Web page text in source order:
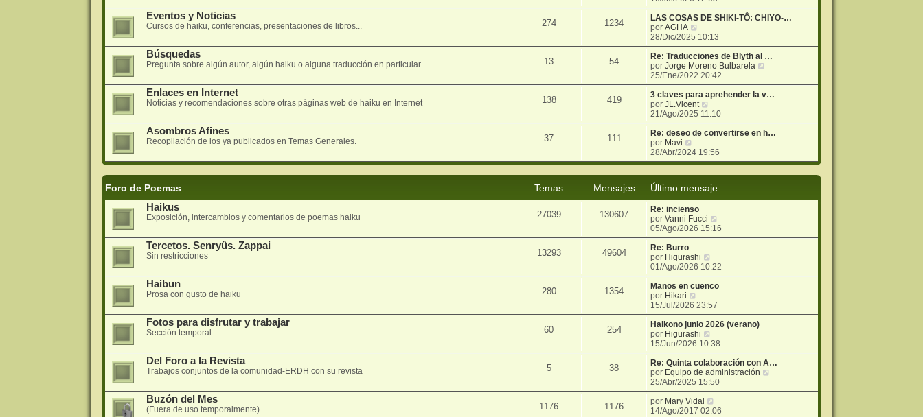
j
e
e
n
j
e
i
m
e
n
s
j
e
r
ú
t
i
m
o
m
e
n
s
a
j
e
Eventos y Noticias
Cursos de haiku, conferencias, presentaciones de libros... 274 1234
LAS COSAS DE SHIKI-TÔ: CHIYO-…
porAGHA
e
r
ú
l
i
m
o
m
e
n
a
j
28/Dic/2025 10:13
Búsquedas
Pregunta sobre algún autor, algún haiku o alguna traducción en particular. 13 54
Re: Traducciones de Blyth al …
porJorge Moreno Bulbarela
r
ú
i
m
e
j
25/Ene/2022 20:42
Enlaces en Internet
Noticias y recomendaciones sobre otras páginas web de haiku en Internet 138 419
3 claves para aprehender la v…
porJL.Vicent
e
r
ú
t
i
m
e
s
a
j
21/Ago/2025 11:10
Asombros Afines
Recopilación de los ya publicados en Temas Generales. 37 111
Re: deseo de convertirse en h…
por Mavi
e
r
t
i
m
o
m
e
s
a
j
e
28/Abr/2024 19:56
Foro de Poemas Temas Mensajes
Último mensaje
Haikus
Exposición, intercambios y comentarios de poemas haiku 27039 130607
Re: incienso
porVanni Fucci
e
r
t
i
m
e
n
a
j
e
05/Ago/2026 15:16
Tercetos. Senryûs. Zappai
Sin restricciones 13293 49604
Re: Burro
por Higurashi
e
r
ú
t
i
m
m
e
n
s
a
j
e
01/Ago/2026 10:22
Haibun
Prosa con gusto de haiku 280 1354
Manos en cuenco
por Hikari
e
r
ú
l
i
m
o
m
e
n
s
15/Jul/2026 23:57
Fotos para disfrutar y trabajar
Sección temporal 60 254
Haikono junio 2026 (verano)
por Higurashi
e
r
ú
l
t
i
m
o
15/Jun/2026 10:38
Del Foro a la Revista
Trabajos conjuntos de la comunidad-ERDH con su revista 5 38
Re: Quinta colaboración con A…
por Equipo de administración
r
25/Abr/2025 15:50
Buzón del Mes
(Fuera de uso temporalmente) 1176 1176 por Mary Vidal
e
14/Ago/2017 02:06